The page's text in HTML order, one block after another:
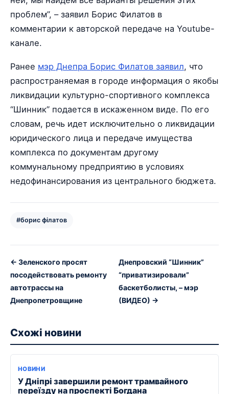
проблем”, – заявил Борис Филатов в
комментарии к авторской передаче на Youtube-
канале.
Ранее мэр Днепра Борис Филатов заявил, что
распространяемая в городе информация о якобы
ликвидации культурно-спортивного комплекса
“Шинник” подается в искаженном виде. По его
словам, речь идет исключительно о ликвидации
юридического лица и передаче имущества
комплекса по документам другому
коммунальному предприятию в условиях
недофинансирования из центрального бюджета.
#борис філатов
← Зеленского просят
посодействовать ремонту
автотрассы на
Днепропетровщине
Днепровский “Шинник”
“приватизировали”
баскетболисты, – мэр
(ВИДЕО) →
Схожі новини
НОВИНИ
У Дніпрі завершили ремонт трамвайного
переїзду на проспекті Богдана